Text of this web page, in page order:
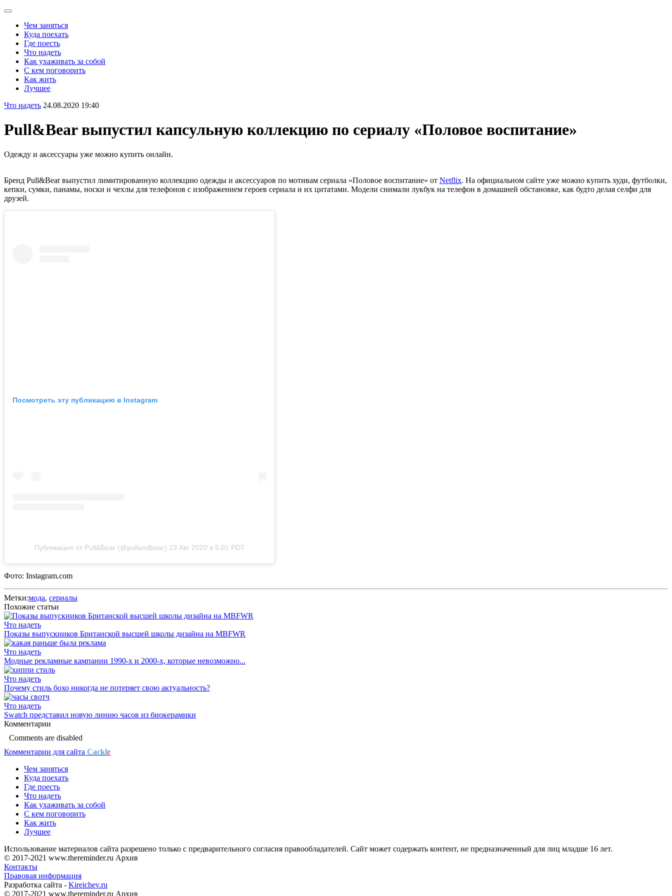
Чем заняться
Куда поехать
Где поесть
Что надеть
Как ухаживать за собой
С кем поговорить
Как жить
Лучшее
Что надеть 24.08.2020 19:40
Pull&Bear выпустил капсульную коллекцию по сериалу «Половое воспитание»
Одежду и аксессуары уже можно купить онлайн.
Бренд Pull&Bear выпустил лимитированную коллекцию одежды и аксессуаров по мотивам сериала «Половое воспитание» от Netflix. На официальном сайте уже можно купить худи, футболки,
кепки, сумки, панамы, носки и чехлы для телефонов с изображением героев сериала и их цитатами. Модели снимали лукбук на телефон в домашней обстановке, как будто делая селфи для
друзей.
Посмотреть эту публикацию в Instagram
Публикация от Pull&Bear (@pullandbear) 23 Авг 2020 в 5:01 PDT
Фото: Instagram.com
Метки:мода, сериалы
Похожие статьи
Что надеть
Показы выпускников Британской высшей школы дизайна на MBFWR
Что надеть
Модные рекламные кампании 1990-х и 2000-х, которые невозможно...
Что надеть
Почему стиль бохо никогда не потеряет свою актуальность?
Что надеть
Swatch представил новую линию часов из биокерамики
Комментарии
Comments are disabled
Комментарии для сайта Cackle
Чем заняться
Куда поехать
Где поесть
Что надеть
Как ухаживать за собой
С кем поговорить
Как жить
Лучшее
Использование материалов сайта разрешено только с предварительного согласия правообладателей. Сайт может содержать контент, не предназначенный для лиц младше 16 лет.
© 2017-2021 www.thereminder.ru Архив
Контакты
Правовая информация
Разработка сайта - Kireichev.ru
© 2017-2021 www.thereminder.ru Архив